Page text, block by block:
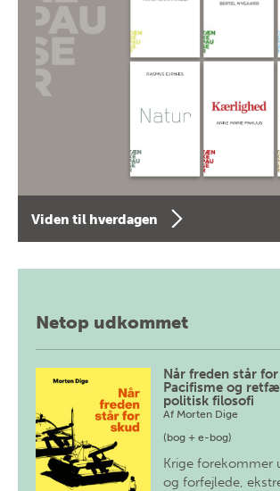
Viden til hverdagen
Netop udkommet
Når freden står
Pacifisme og
politisk filosofi
Af Morten Dige
(bog + e-bog)
Krige forekommer
og forfejlede,